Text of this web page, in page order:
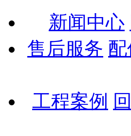
新闻中心
售后服务
工程案例